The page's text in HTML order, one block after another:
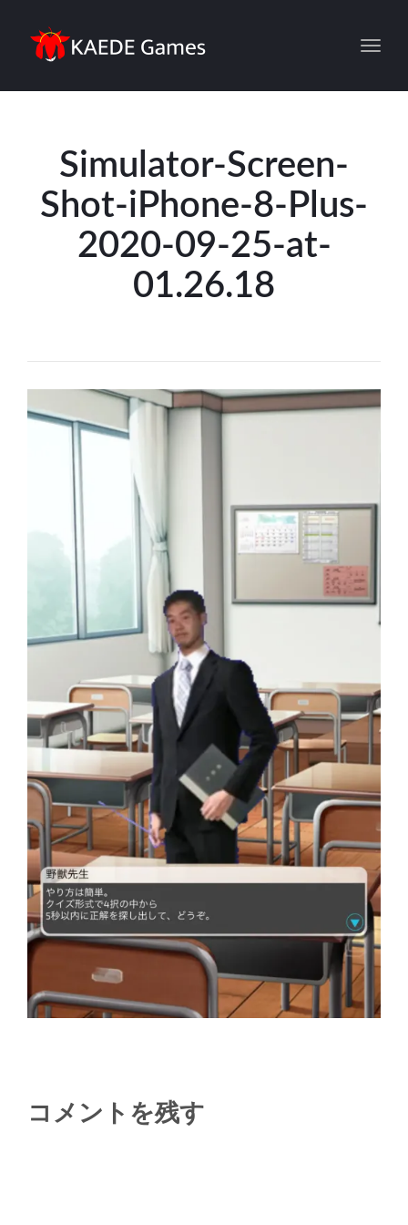
Simulator-Screen-
Shot-iPhone-8-Plus-
2020-09-25-at-
01.26.18
コメントを残す